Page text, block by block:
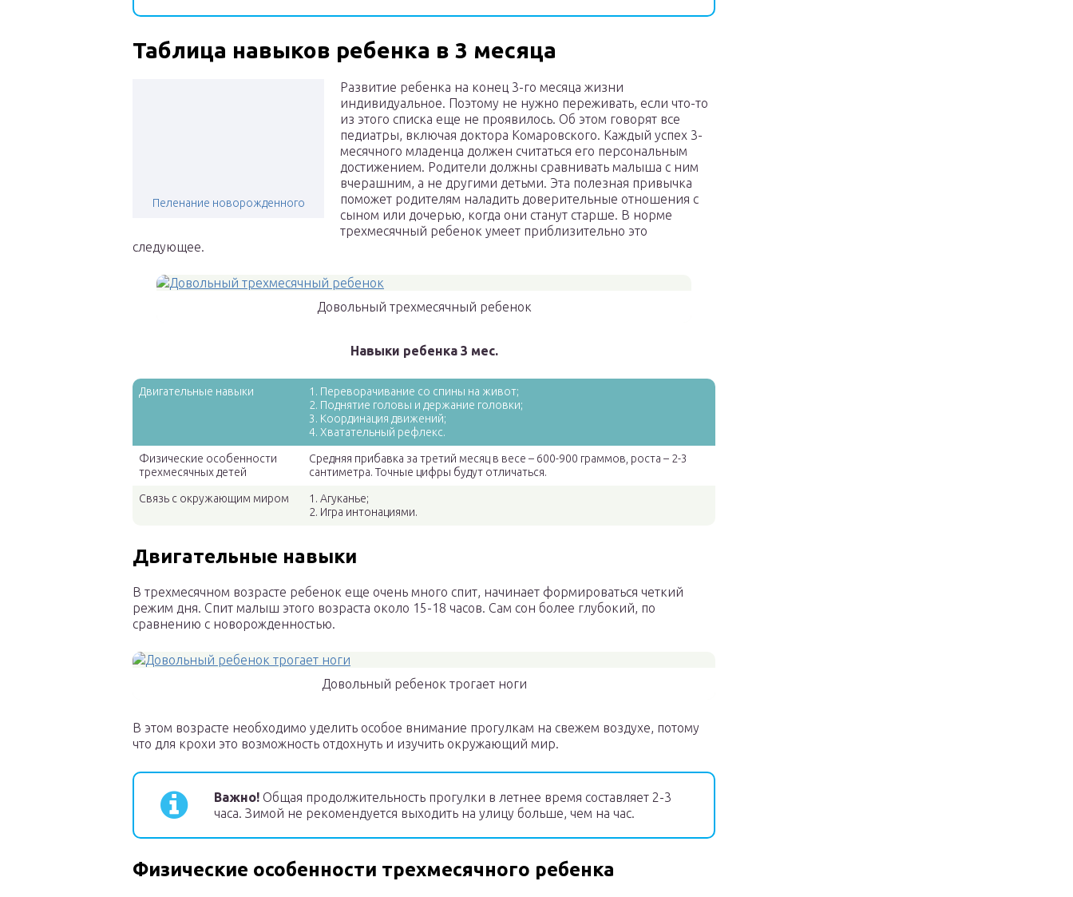
Таблица навыков ребенка в 3 месяца
Пеленание новорожденного
Развитие ребенка на конец 3-го месяца жизни
индивидуальное. Поэтому не нужно переживать, если что-то
из этого списка еще не проявилось. Об этом говорят все
педиатры, включая доктора Комаровского. Каждый успех 3-
месячного младенца должен считаться его персональным
достижением. Родители должны сравнивать малыша с ним
вчерашним, а не другими детьми. Эта полезная привычка
поможет родителям наладить доверительные отношения с
сыном или дочерью, когда они станут старше. В норме
трехмесячный ребенок умеет приблизительно это
следующее.
Довольный трехмесячный ребенок
Навыки ребенка 3 мес.
Двигательные навыки
1. Переворачивание со спины на живот;
2. Поднятие головы и держание головки;
3. Координация движений;
4. Хватательный рефлекс.
Физические особенности
трехмесячных детей
Средняя прибавка за третий месяц в весе – 600-900 граммов, роста – 2-3
сантиметра. Точные цифры будут отличаться.
Связь с окружающим миром
1. Агуканье;
2. Игра интонациями.
Двигательные навыки
В трехмесячном возрасте ребенок еще очень много спит, начинает формироваться четкий
режим дня. Спит малыш этого возраста около 15-18 часов. Сам сон более глубокий, по
сравнению с новорожденностью.
Довольный ребенок трогает ноги
В этом возрасте необходимо уделить особое внимание прогулкам на свежем воздухе, потому
что для крохи это возможность отдохнуть и изучить окружающий мир.
Важно! Общая продолжительность прогулки в летнее время составляет 2-3
часа. Зимой не рекомендуется выходить на улицу больше, чем на час.
Физические особенности трехмесячного ребенка